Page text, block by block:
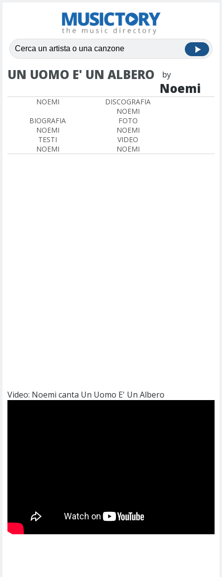
UN UOMO E' UN ALBERO by
Noemi
NOEMI
DISCOGRAFIA
NOEMI
BIOGRAFIA
NOEMI
FOTO
NOEMI
TESTI
NOEMI
VIDEO
NOEMI
Video: Noemi canta Un Uomo E' Un Albero